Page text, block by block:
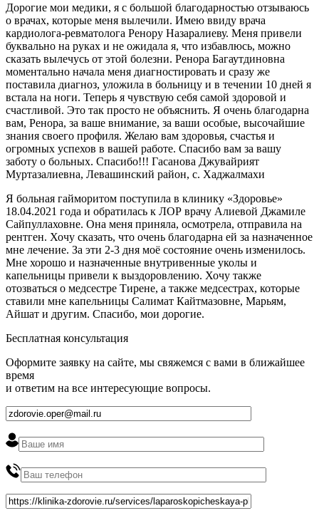
Дорогие мои медики, я с большой благодарностью отзываюсь
о врачах, которые меня вылечили. Имею ввиду врача
кардиолога-ревматолога Ренору Назаралиеву. Меня привели
буквально на руках и не ожидала я, что избавлюсь, можно
сказать вылечусь от этой болезни. Ренора Багаутдиновна
моментально начала меня диагностировать и сразу же
поставила диагноз, уложила в больницу и в течении 10 дней я
встала на ноги. Теперь я чувствую себя самой здоровой и
счастливой. Это так просто не объяснить. Я очень благодарна
вам, Ренора, за ваше внимание, за ваши особые, высочайшие
знания своего профиля. Желаю вам здоровья, счастья и
огромных успехов в вашей работе. Спасибо вам за вашу
заботу о больных. Спасибо!!! Гасанова Джувайрият
Муртазалиевна, Левашинский район, с. Хаджалмахи
Я больная гайморитом поступила в клинику «Здоровье»
18.04.2021 года и обратилась к ЛОР врачу Алиевой Джамиле
Сайпуллаховне. Она меня приняла, осмотрела, отправила на
рентген. Хочу сказать, что очень благодарна ей за назначенное
мне лечение. За эти 2-3 дня моё состояние очень изменилось.
Мне хорошо и назначенные внутривенные уколы и
капельницы привели к выздоровлению. Хочу также
отозваться о медсестре Тирене, а также медсестрах, которые
ставили мне капельницы Салимат Кайтмазовне, Марьям,
Айшат и другим. Спасибо, мои дорогие.
Бесплатная консультация
Оформите заявку на сайте, мы свяжемся с вами в ближайшее
время
и ответим на все интересующие вопросы.